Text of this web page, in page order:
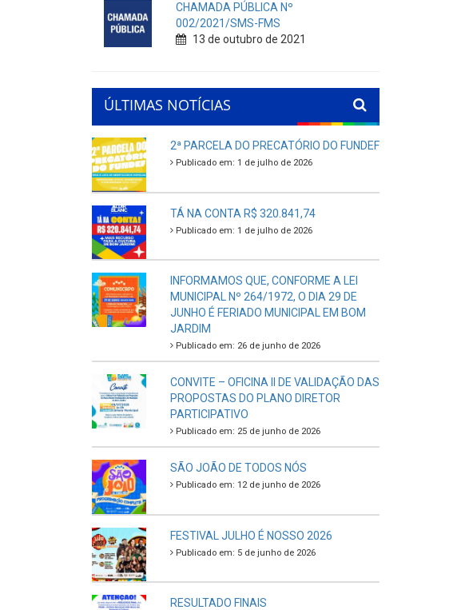
CHAMADA PÚBLICA Nº
002/2021/SMS-FMS
13 de outubro de 2021
ÚLTIMAS NOTÍCIAS
2ª PARCELA DO PRECATÓRIO DO FUNDEF
Publicado em: 1 de julho de 2026
TÁ NA CONTA R$ 320.841,74
Publicado em: 1 de julho de 2026
INFORMAMOS QUE, CONFORME A LEI
MUNICIPAL Nº 264/1972, O DIA 29 DE
JUNHO É FERIADO MUNICIPAL EM BOM
JARDIM
Publicado em: 26 de junho de 2026
CONVITE – OFICINA II DE VALIDAÇÃO DAS
PROPOSTAS DO PLANO DIRETOR
PARTICIPATIVO
Publicado em: 25 de junho de 2026
SÃO JOÃO DE TODOS NÓS
Publicado em: 12 de junho de 2026
FESTIVAL JULHO É NOSSO 2026
Publicado em: 5 de junho de 2026
RESULTADO FINAIS